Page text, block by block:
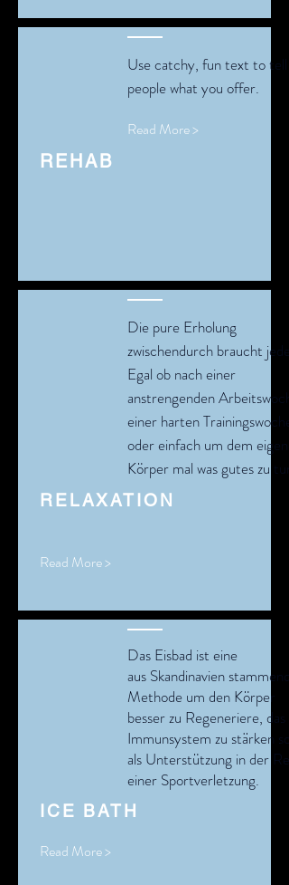
Use catchy, fun text to tell
people what you offer.
Read More >
REHAB
Die pure Erholung
zwischendurch braucht
Egal ob nach einer
anstrengenden
einer harten Trainingswoche
oder einfach um dem
Körper mal was gutes zu tun.
RELAXATION
Read More >
Das Eisbad ist eine
aus Skandinavien stammende
Methode um den Körper
besser zu Regeneriere, das
Immunsystem zu stärken
als Unterstützung in der
einer Sportverletzung.
ICE BATH
Read More >